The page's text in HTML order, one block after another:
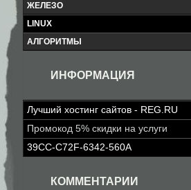
ЖЕЛЕЗО
LINUX
АЛГОРИТМЫ
ИНФОРМАЦИЯ
Лучший хостинг сайтов - REG.RU
Промокод 5% скидки на услуги
39CC-C72F-6342-560A
КОММЕНТАРИИ